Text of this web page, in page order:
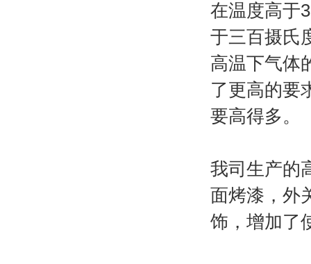
在温度高于
于三百摄氏
高温下气体
了更高的要
要高得多。
我司生产的
面烤漆，外
饰，增加了